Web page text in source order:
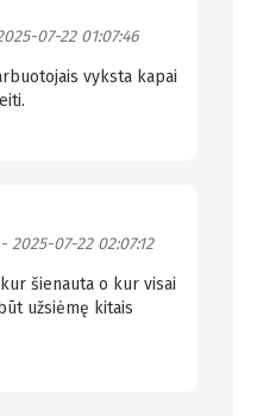
07-22 01:07:46
vyksta kapai
2025-07-22 02:07:12
šienauta o kur visai
užsiėmę kitais